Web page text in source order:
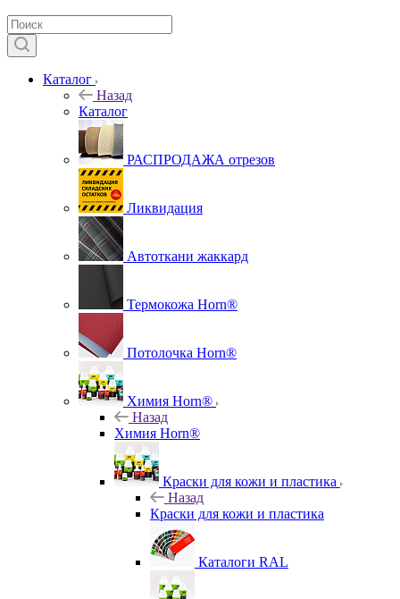
Каталог
Назад
Каталог
РАСПРОДАЖА отрезов
Ликвидация
Автоткани жаккард
Термокожа Horn®
Потолочка Horn®
Химия Horn®
Назад
Химия Horn®
Краски для кожи и пластика
Назад
Краски для кожи и пластика
Каталоги RAL